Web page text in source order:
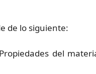
de lo siguiente:
del